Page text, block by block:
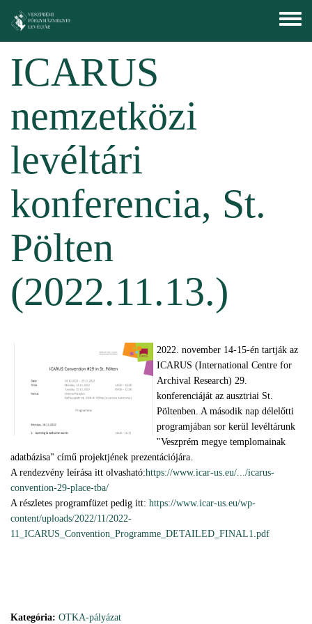
Toggle
menu
ICARUS
nemzetközi
levéltári
konferencia, St.
Pölten
(2022.11.13.)
2022. november 14-15-én tartják az
ICARUS (International Centre for
Archival Research) 29.
konferenciáját az ausztriai St.
Pöltenben. A második nap délelőtti
programjában sor kerül levéltárunk
"Veszprém megye templomainak
adatbázisa" című projektjének prezentációjára.
A rendezvény leírása itt olvasható:https://www.icar-us.eu/.../icarus-
convention-29-place-tba/
A részletes programfüzet pedig itt: https://www.icar-us.eu/wp-
content/uploads/2022/11/2022-
11_ICARUS_Convention_Programme_DETAILED_FINAL1.pdf
Kategória: OTKA-pályázat